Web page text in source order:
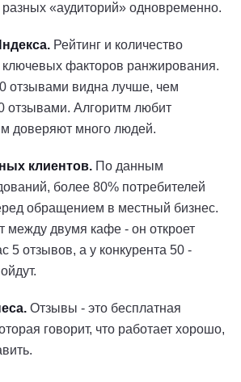
«аудиторий» одновременно.
Рейтинг и количество
ключевых факторов ранжирования.
отзывами видна лучше, чем
отзывами. Алгоритм любит
доверяют много людей.
клиентов. По данным
более 80% потребителей
обращением в местный бизнес.
между двумя кафе - он откроет
5 отзывов, а у конкурента 50 -
Отзывы - это бесплатная
говорит, что работает хорошо,